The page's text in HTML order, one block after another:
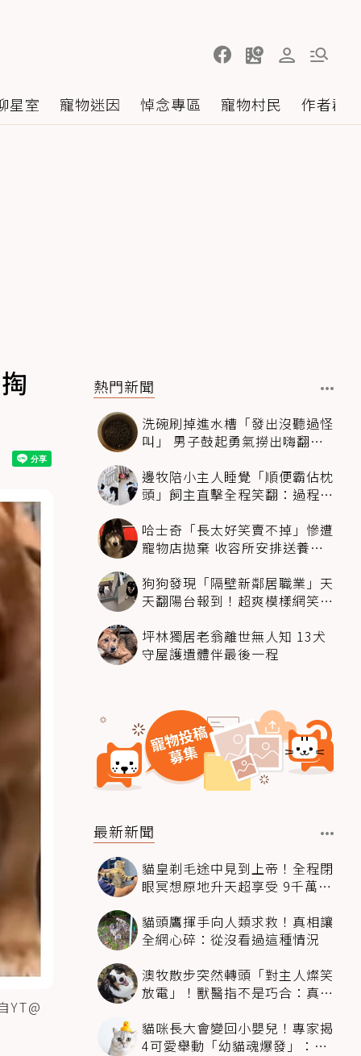
星室 寵物迷因 悼念專區 寵物村民 作者群
YT@
熱門新聞
洗碗刷掉進水槽「發出沒聽過怪
叫」 男子鼓起勇氣撈出嗨翻：
邊牧陪小主人睡覺「順便霸佔枕
頭」飼主直擊全程笑翻：過程絲
哈士奇「長太好笑賣不掉」慘遭
寵物店拋棄 收容所安排送養活
狗狗發現「隔壁新鄰居職業」天
天翻陽台報到！超爽模樣網笑
坪林獨居老翁離世無人知 13犬
守屋護遺體伴最後一程
最新新聞
貓皇剃毛途中見到上帝！全程閉
眼冥想原地升天超享受 9千萬人
貓頭鷹揮手向人類求救！真相讓
全網心碎：從沒看過這種情況
澳牧散步突然轉頭「對主人燦笑
放電」！獸醫指不是巧合：真相
貓咪長大會變回小嬰兒！專家揭
4可愛舉動「幼貓魂爆發」：本